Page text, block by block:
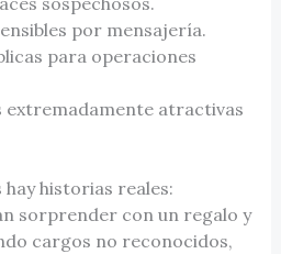
por mensajería.
para operaciones
atractivas
historias reales:
sorprender con un regalo y
cargos no reconocidos,